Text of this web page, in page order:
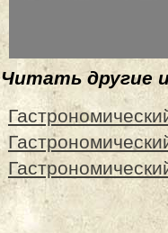
Читать другие